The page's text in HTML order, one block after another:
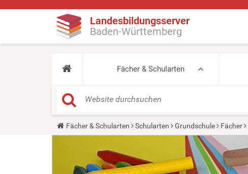
Landesbildungsserver
Baden-Württemberg
Fächer & Schularten
Y
o
Fächer & Schularten Schularten Grundschule Fächer